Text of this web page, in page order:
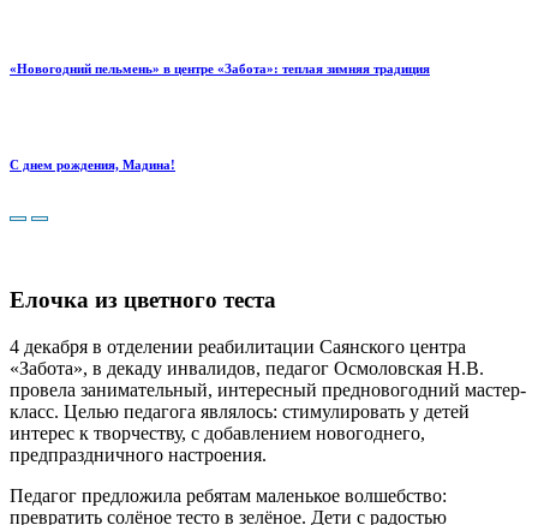
«Новогодний пельмень» в центре «Забота»: теплая зимняя традиция
С днем рождения, Мадина!
Елочка из цветного теста
4 декабря в отделении реабилитации Саянского центра
«Забота», в декаду инвалидов, педагог Осмоловская Н.В.
провела занимательный, интересный предновогодний мастер-
класс. Целью педагога являлось: стимулировать у детей
интерес к творчеству, с добавлением новогоднего,
предпраздничного настроения.
Педагог предложила ребятам маленькое волшебство:
превратить солёное тесто в зелёное. Дети с радостью